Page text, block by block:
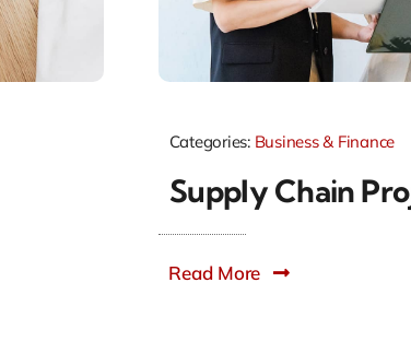
Categories: Business & Finance
Supply Chain
Read More